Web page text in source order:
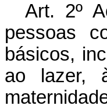
Art. 2º
pessoas
básicos,
ao lazer,